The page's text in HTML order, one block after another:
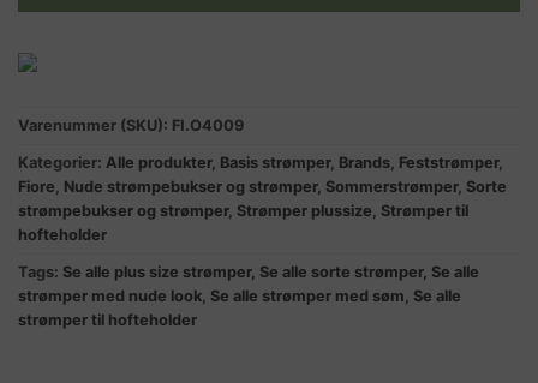
Varenummer (SKU): FI.O4009
Kategorier: Alle produkter, Basis strømper, Brands Feststrømper,
Fiore Nude strømpebukser og strømper, Sommerstrømper, Sorte
strømpebukser og strømper, Strømper plussize Strømper til
hofteholder
Tags: Se alle plus size strømper, Se alle sorte strømper, Se alle
strømper med nude look Se alle strømper med søm Se alle
strømper til hofteholder